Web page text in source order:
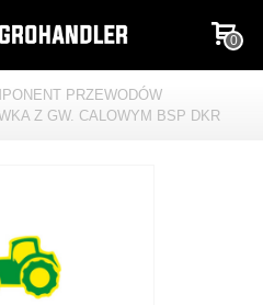
0
PRZEWODÓW
Z GW. CALOWYM BSP DKR